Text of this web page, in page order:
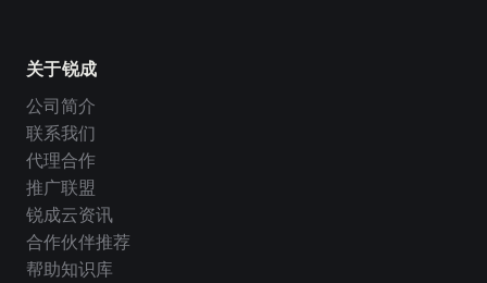
关于锐成
公司简介
联系我们
代理合作
推广联盟
锐成云资讯
合作伙伴推荐
帮助知识库